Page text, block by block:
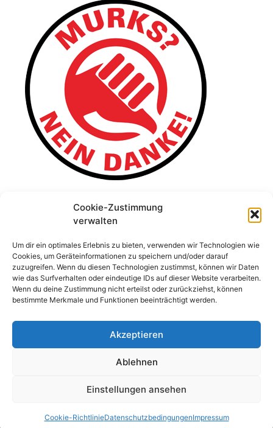
Cookie-Zustimmung
verwalten
Um dir ein optimales Erlebnis zu bieten, verwenden wir Technologien wie
Cookies, um Geräteinformationen zu speichern und/oder darauf
zuzugreifen. Wenn du diesen Technologien zustimmst, können wir Daten
wie das Surfverhalten oder eindeutige IDs auf dieser Website verarbeiten.
Wenn du deine Zustimmung nicht erteilst oder zurückziehst, können
bestimmte Merkmale und Funktionen beeinträchtigt werden.
Akzeptieren
Ablehnen
Einstellungen ansehen
Cookie-RichtlinieDatenschutzbedingungenImpressum
© 2026 Stefan Schridde• Erstellt mitGeneratePress